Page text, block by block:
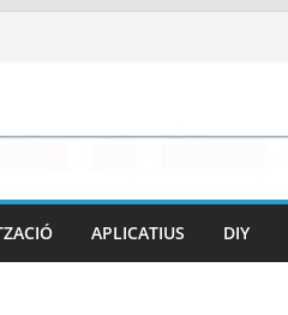
APLICATIUS DIY